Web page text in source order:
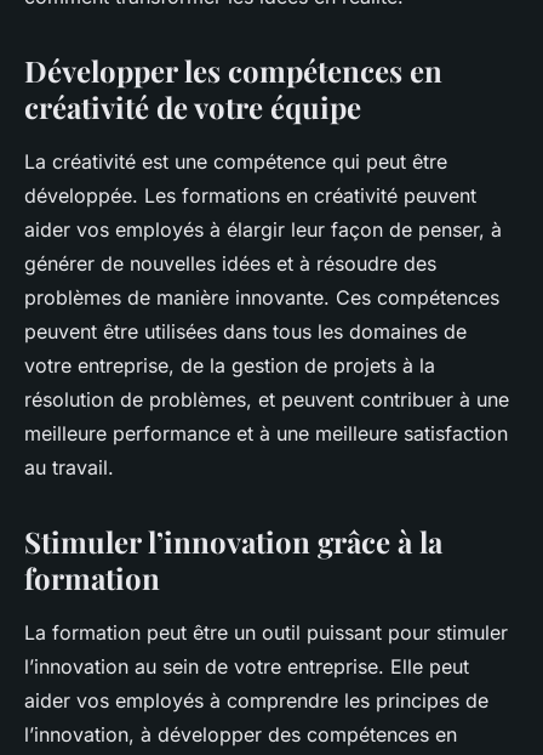
Développer les compétences en
créativité de votre équipe
La créativité est une compétence qui peut être
développée. Les formations en créativité peuvent
aider vos employés à élargir leur façon de penser, à
générer de nouvelles idées et à résoudre des
problèmes de manière innovante. Ces compétences
peuvent être utilisées dans tous les domaines de
votre entreprise, de la gestion de projets à la
résolution de problèmes, et peuvent contribuer à une
meilleure performance et à une meilleure satisfaction
au travail.
Stimuler l’innovation grâce à la
formation
La formation peut être un outil puissant pour stimuler
l’innovation au sein de votre entreprise. Elle peut
aider vos employés à comprendre les principes de
l’innovation, à développer des compétences en